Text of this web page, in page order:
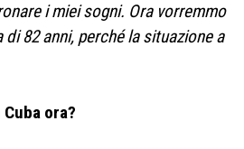
i miei sogni. Ora vorremmo
82 anni, perché la situazione a
ora?